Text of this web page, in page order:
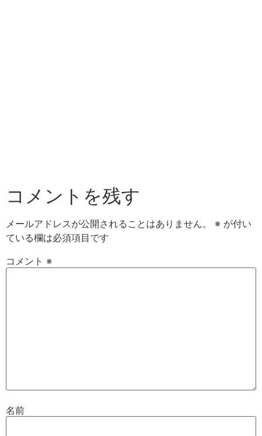
コメントを残す
メールアドレスが公開されることはありません。 ※ が付い
ている欄は必須項目です
コメント ※
名前